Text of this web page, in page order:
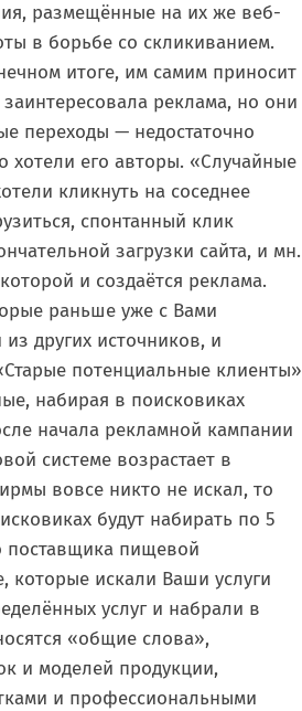
размещённые на их же веб-
в борьбе со скликиванием.
итоге, им самим приносит
реклама, но они
переходы — недостаточно
хотели его авторы. «Случайные
кликнуть на соседнее
спонтанный клик
загрузки сайта, и мн.
и создаётся реклама.
раньше уже с Вами
других источников, и
потенциальные клиенты»
набирая в поисковиках
начала рекламной кампании
системе возрастает в
вовсе никто не искал, то
будут набирать по 5
поставщика пищевой
которые искали Ваши услуги
услуг и набрали в
«общие слова»,
и моделей продукции,
и профессиональными